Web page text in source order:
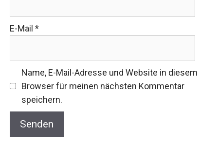
E-Mail *
Name, E-Mail-Adresse und Website in diesem
Browser für meinen nächsten Kommentar
speichern.